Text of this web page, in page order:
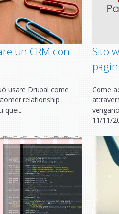
un CRM con
usare Drupal come
relationship
quei...
Sito
Come
11/11/